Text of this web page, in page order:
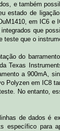
e também
estado de
em IC6 e
que
teste que o
do
Texas
a 900mA,
Polyzen em IC8
No entanto,
de dados é
específico para